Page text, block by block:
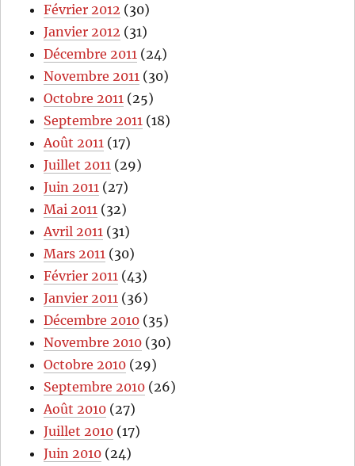
Février 2012 (30)
Janvier 2012 (31)
Décembre 2011 (24)
Novembre 2011 (30)
Octobre 2011 (25)
Septembre 2011 (18)
Août 2011 (17)
Juillet 2011 (29)
Juin 2011 (27)
Mai 2011 (32)
Avril 2011 (31)
Mars 2011 (30)
Février 2011 (43)
Janvier 2011 (36)
Décembre 2010 (35)
Novembre 2010 (30)
Octobre 2010 (29)
Septembre 2010 (26)
Août 2010 (27)
Juillet 2010 (17)
Juin 2010 (24)